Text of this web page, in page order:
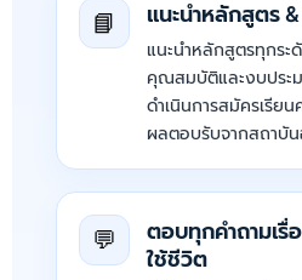
📘 แนะนำหลักสูตร
แนะนำหลักสูตรทุกระ
คุณสมบัติและงบประ
ดำเนินการสมัครเรีย
ผลตอบรับจากสถาบัน
💬
ตอบทุกคำถามเรื่
ใช้ชีวิต